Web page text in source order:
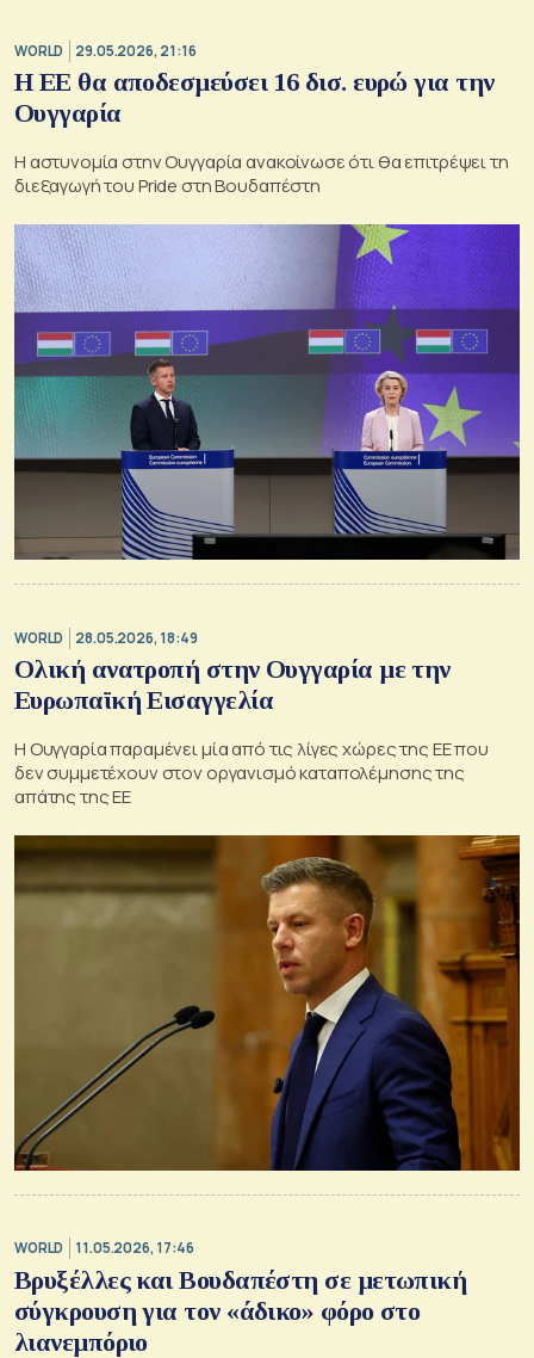
WORLD 29.05.2026, 21:16
Η ΕΕ θα αποδεσμεύσει 16 δισ. ευρώ για την
Ουγγαρία
Η αστυνομία στην Ουγγαρία ανακοίνωσε ότι θα επιτρέψει τη
διεξαγωγή του Pride στη Βουδαπέστη
WORLD 28.05.2026, 18:49
Ολική ανατροπή στην Ουγγαρία με την
Ευρωπαϊκή Εισαγγελία
Η Ουγγαρία παραμένει μία από τις λίγες χώρες της ΕΕ που
δεν συμμετέχουν στον οργανισμό καταπολέμησης της
απάτης της ΕΕ
WORLD 11.05.2026, 17:46
Βρυξέλλες και Βουδαπέστη σε μετωπική
σύγκρουση για τον «άδικο» φόρο στο
λιανεμπόριο